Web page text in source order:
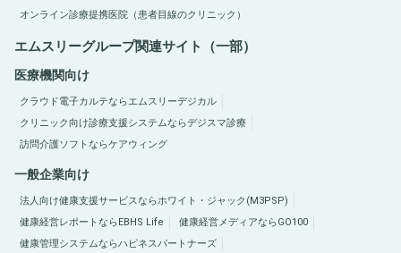
オンライン診療提携医院（患者目線のクリニック）
エムスリーグループ関連サイト（一部）
医療機関向け
クラウド電子カルテならエムスリーデジカル
クリニック向け診療支援システムならデジスマ診療
訪問介護ソフトならケアウィング
一般企業向け
法人向け健康支援サービスならホワイト・ジャック(M3PSP)
健康経営レポートならEBHS Life
健康経営メディアならGO100
健康管理システムならハピネスパートナーズ